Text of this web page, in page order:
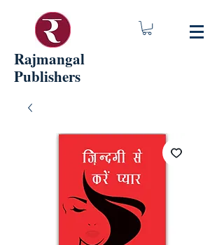
Rajmangal
Publishers